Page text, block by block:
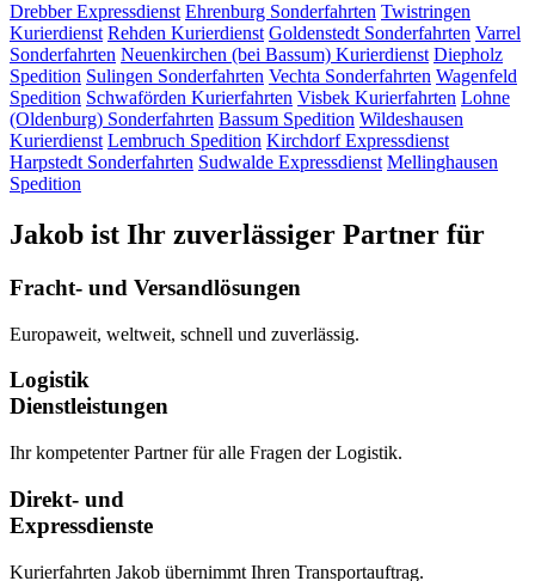
DrebberExpressdienst Ehrenburg Sonderfahrten Twistringen
Kurierdienst Rehden Kurierdienst Goldenstedt Sonderfahrten Varrel
Sonderfahrten Neuenkirchen (bei Bassum) Kurierdienst Diepholz
Spedition Sulingen Sonderfahrten Vechta Sonderfahrten Wagenfeld
Spedition Schwaförden Kurierfahrten Visbek Kurierfahrten Lohne
(Oldenburg) Sonderfahrten Bassum Spedition Wildeshausen
Kurierdienst Lembruch Spedition KirchdorfExpressdienst
Harpstedt Sonderfahrten Sudwalde Expressdienst Mellinghausen
Spedition
Jakob ist Ihr zuverlässiger Partner für
Fracht- und Versandlösungen
Europaweit, weltweit, schnell und zuverlässig.
Logistik
Dienstleistungen
Ihr kompetenter Partner für alle Fragen der Logistik.
Direkt- und
Expressdienste
Kurierfahrten Jakob übernimmt Ihren Transportauftrag.